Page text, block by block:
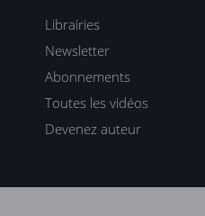
Librairies
Newsletter
Abonnements
Toutes les vidéos
Devenez auteur